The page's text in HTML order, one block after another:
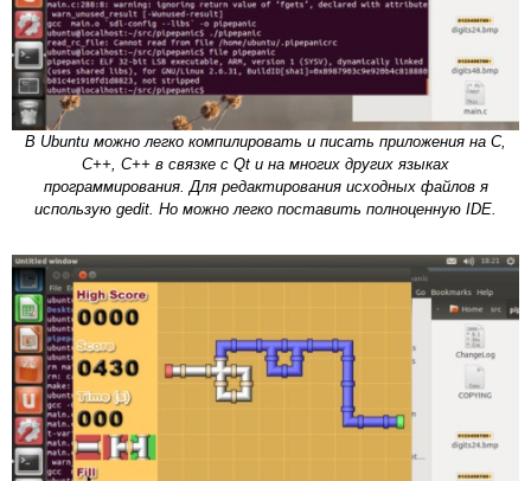
В Ubuntu можно легко компилировать и писать приложения на C,
C++, C++ в связке с Qt и на многих других языках
программирования. Для редактирования исходных файлов я
использую gedit. Но можно легко поставить полноценную IDE.